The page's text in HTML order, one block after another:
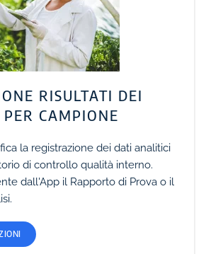
RISULTATI DEI
CAMPIONE
la registrazione dei dati analitici
di controllo qualità interno.
dall'App il Rapporto di Prova o il